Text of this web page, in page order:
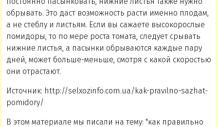
обрывать. Это даст возможность расти именно плодам,
а не стеблу и листьям. Если вы сажаете высокорослые
помидоры, то по мере роста томата, следует срывать
нижние листья, а пасынки обрываются каждые пару
дней, может больше-меньше, смотря с какой скоростью
они отрастают.
Источник: http://selxozinfo.com.ua/kak-pravilno-sazhat-
pomidory/
В этом материале мы писали на тему: "как правильно